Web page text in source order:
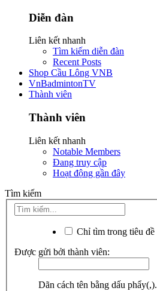
Diễn đàn
Liên kết nhanh
Tìm kiếm diễn đàn
Recent Posts
Shop Cầu Lông VNB
VnBadmintonTV
Thành viên
Thành viên
Liên kết nhanh
Notable Members
Đang truy cập
Hoạt động gần đây
Tìm kiếm
Chỉ tìm trong tiêu đề
Được gửi bởi thành viên:
Dãn cách tên bằng dấu phẩy(,).